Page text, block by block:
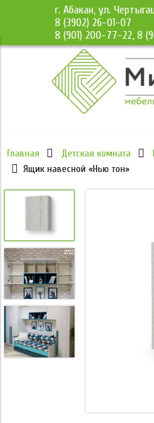
г. Абакан, ул.
8 (3902) 26-01-07
8 (901) 200-77-22, 8
Главная Детская комната
Ящик навесной «Нью тон»